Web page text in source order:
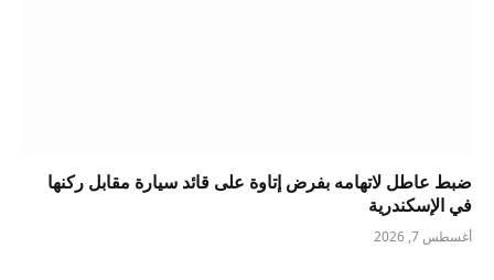
ضبط عاطل لاتهامه بفرض إتاوة على قائد سيارة مقابل ركنها
في الإسكندرية
أغسطس 7, 2026